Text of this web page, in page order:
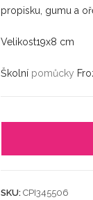
propisku, gumu a
Velikost19x8 cm
Školní pomůcky
SKU:CPI345506